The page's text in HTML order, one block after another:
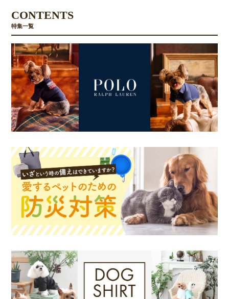
CONTENTS
特集一覧